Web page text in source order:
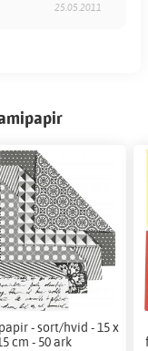
25.05.2011
- sort/hvid - 15 x
cm - 50 ark